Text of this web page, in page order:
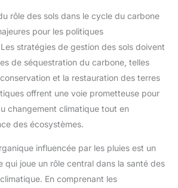
rôle des sols dans le cycle du carbone
pour les politiques
stratégies de gestion des sols doivent
de séquestration du carbone, telles
et la restauration des terres
offrent une voie prometteuse pour
changement climatique tout en
des écosystèmes.
influencée par les pluies est un
qui joue un rôle central dans la santé des
En comprenant les